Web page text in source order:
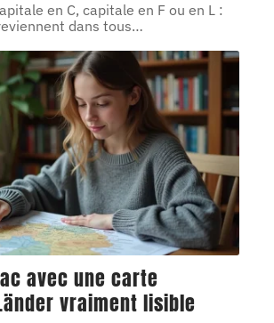
en C, capitale en F ou en L :
dans tous…
avec une carte
vraiment lisible